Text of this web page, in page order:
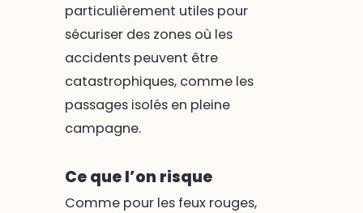
particulièrement utiles pour
sécuriser des zones où les
accidents peuvent être
catastrophiques, comme les
passages isolés en pleine
campagne.
Ce que l’on risque
Comme pour les feux rouges,